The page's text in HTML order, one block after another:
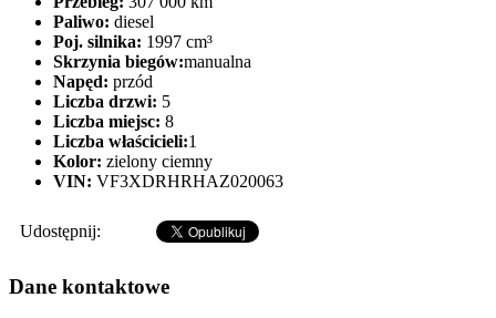
Paliwo: diesel
Poj. silnika: 1997 cm³
Skrzynia biegów:manualna
Napęd: przód
Liczba drzwi: 5
Liczba miejsc: 8
Liczba właścicieli:1
Kolor: zielony ciemny
VIN: VF3XDRHRHAZ020063
Udostępnij:
Dane kontaktowe